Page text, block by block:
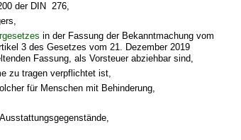
der DIN 276,
in der Fassung der Bekanntmachung vom
3 des Gesetzes vom 21. Dezember 2019
Fassung, als Vorsteuer abziehbar sind,
zu tragen verpflichtet ist,
für Menschen mit Behinderung,